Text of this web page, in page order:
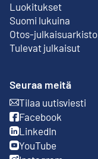
Luokitukset
Suomi lukuina
Otos-julkaisuarkisto
Ulkoinen linkki
Tulevat julkaisut
Seuraa meitä
Tilaa uutisviesti
Ulkoinen linkki
Facebook
Ulkoinen linkki
LinkedIn
Ulkoinen linkki
YouTube
Ulkoinen linkki